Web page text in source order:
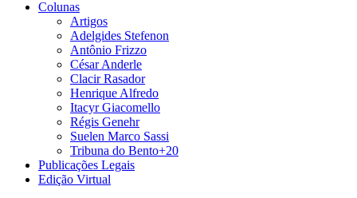
Colunas
Artigos
Adelgides Stefenon
Antônio Frizzo
César Anderle
Clacir Rasador
Henrique Alfredo
Itacyr Giacomello
Régis Genehr
Suelen Marco Sassi
Tribuna do Bento+20
Publicações Legais
Edição Virtual